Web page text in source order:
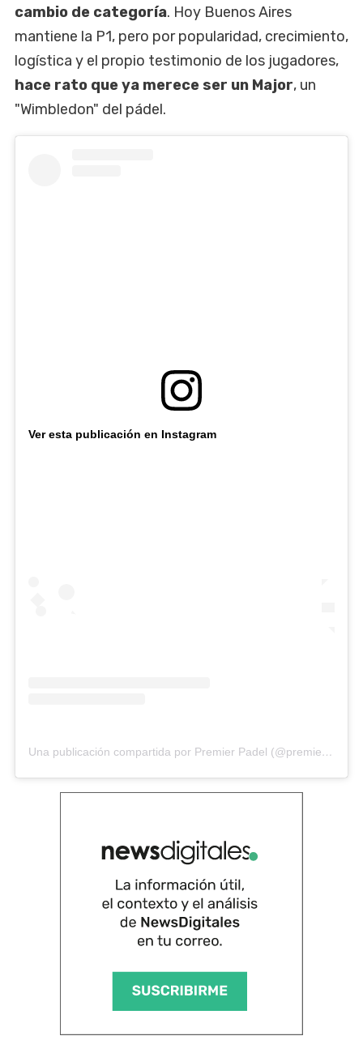
cambio de categoría. Hoy Buenos Aires
mantiene la P1, pero por popularidad, crecimiento,
logística y el propio testimonio de los jugadores,
hace rato que ya merece ser un Major, un
"Wimbledon" del pádel.
Ver esta publicación en Instagram
Una publicación compartida por Premier Padel (@premierpadel)